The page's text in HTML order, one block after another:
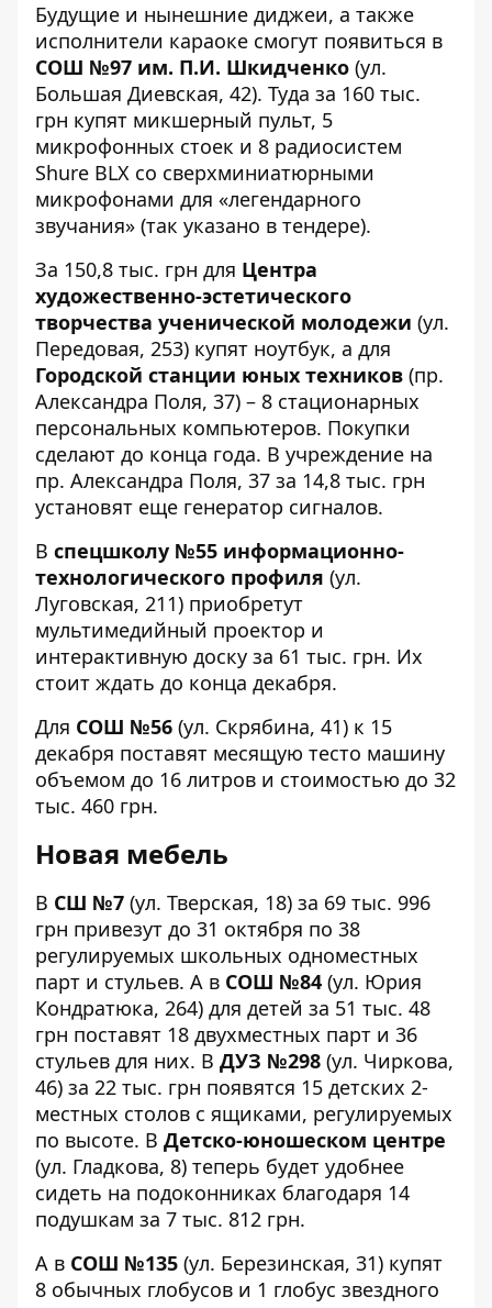
Будущие и нынешние диджеи, а также
исполнители караоке смогут появиться в
СОШ №97 им. П.И. Шкидченко (ул.
Большая Диевская, 42). Туда за 160 тыс.
грн купят микшерный пульт, 5
микрофонных стоек и 8 радиосистем
Shure BLX со сверхминиатюрными
микрофонами для «легендарного
звучания» (так указано в тендере).
За 150,8 тыс. грн для Центра
художественно-эстетического
творчества ученической молодежи (ул.
Передовая, 253) купят ноутбук, а для
Городской станции юных техников (пр.
Александра Поля, 37) – 8 стационарных
персональных компьютеров. Покупки
сделают до конца года. В учреждение на
пр. Александра Поля, 37 за 14,8 тыс. грн
установят еще генератор сигналов.
В спецшколу №55 информационно-
технологического профиля (ул.
Луговская, 211) приобретут
мультимедийный проектор и
интерактивную доску за 61 тыс. грн. Их
стоит ждать до конца декабря.
Для СОШ №56 (ул. Скрябина, 41) к 15
декабря поставят месящую тесто машину
объемом до 16 литров и стоимостью до 32
тыс. 460 грн.
Новая мебель
В СШ №7 (ул. Тверская, 18) за 69 тыс. 996
грн привезут до 31 октября по 38
регулируемых школьных одноместных
парт и стульев. А в СОШ №84 (ул. Юрия
Кондратюка, 264) для детей за 51 тыс. 48
грн поставят 18 двухместных парт и 36
стульев для них. В ДУЗ №298 (ул. Чиркова,
46) за 22 тыс. грн появятся 15 детских 2-
местных столов с ящиками, регулируемых
по высоте. В Детско-юношеском центре
(ул. Гладкова, 8) теперь будет удобнее
сидеть на подоконниках благодаря 14
подушкам за 7 тыс. 812 грн.
А в СОШ №135 (ул. Березинская, 31) купят
8 обычных глобусов и 1 глобус звездного